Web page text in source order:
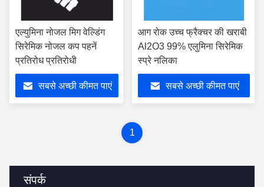
संपर्क
एल्युमिना नोजल मिग वेल्डिंग
सिरेमिक नोजल कप पहनें
प्रतिरोध प्रतिरोधी
सबसे अच्छी कीमत पाएं
आग रोक उच्च फ्रैक्चर की खराबी
Al2O3 99% एलुमिना सिरेमिक
स्प्रे नलिका
सबसे अच्छी कीमत पाएं
1